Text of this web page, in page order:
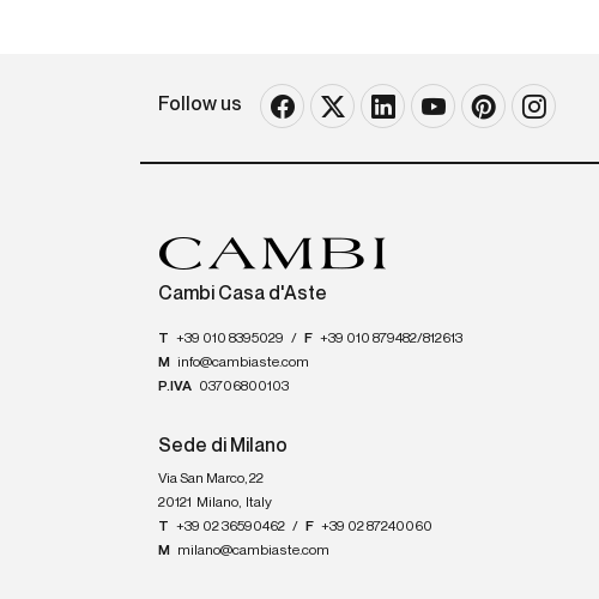
Follow us
Cambi Casa d'Aste
T +39 010 8395029 / F +39 010 879482/812613
M
info@cambiaste.com
P.IVA 03706800103
Sede di Milano
Via San Marco, 22
20121
Milano, Italy
T +39 02 36590462 / F +39 02 87240060
M
milano@cambiaste.com